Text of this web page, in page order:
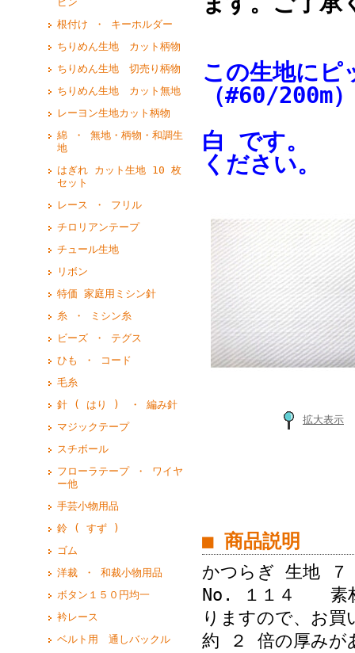
根付け ・ キーホルダー
ちりめん生地 カット柄物
ちりめん生地 切売り柄物
ちりめん生地 カット無地
レーヨン生地カット柄物
綿 ・ 無地・柄物・和調生
地
はぎれ カット生地 10 枚
セット
レース ・ フリル
チロリアンテープ
チュール生地
リボン
特価 家庭用ミシン針
糸 ・ ミシン糸
ビーズ ・ テグス
ひも ・ コード
毛糸
針 ( はり ) ・ 編み針
マジックテープ
スチボール
フローラテープ ・ ワイヤ
ー他
手芸小物用品
鈴 ( すず )
ゴム
洋裁 ・ 和裁小物用品
ボタン１５０円均一
衿レース
ベルト用 通しバックル
この生地にピ
（#60/200m
白 です。
ください。
拡大表示
■ 商品説明
かつらぎ 生
No. １１４ 素
りますので、お
約 ２ 倍の厚みが